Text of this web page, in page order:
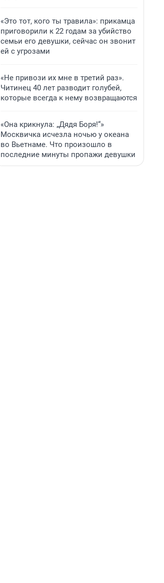
«Это тот, кого ты травила»: прикамца
приговорили к 22 годам за убийство
семьи его девушки, сейчас он звонит
ей с угрозами
«Не привози их мне в третий раз».
Читинец 40 лет разводит голубей,
которые всегда к нему возвращаются
«Она крикнула: „Дядя Боря!“»
Москвичка исчезла ночью у океана
во Вьетнаме. Что произошло в
последние минуты пропажи девушки